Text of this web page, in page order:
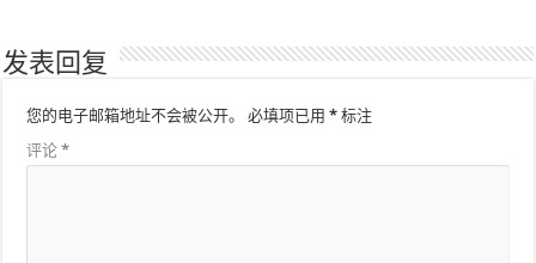
发表回复
您的电子邮箱地址不会被公开。 必填项已用* 标注
评论*